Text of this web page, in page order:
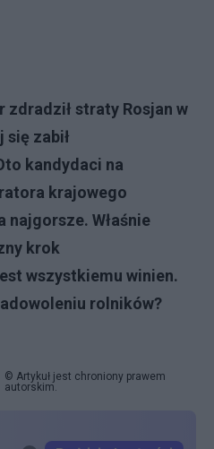
zdradził straty Rosjan w
się zabił
kandydaci na
krajowego
najgorsze. Właśnie
krok
wszystkiemu winien.
rolników?
© Artykuł jest chroniony prawem
autorskim.